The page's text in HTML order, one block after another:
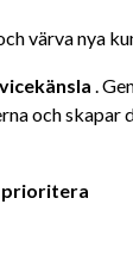
värva nya
.
och skapar
prioritera